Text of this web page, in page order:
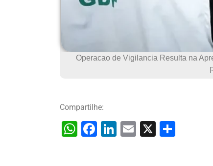
Operacao de Vigilancia Resulta na
Compartilhe:
W F
Li
E
X